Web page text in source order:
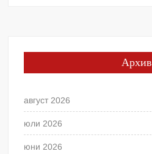
Архив
август 2026
юли 2026
юни 2026